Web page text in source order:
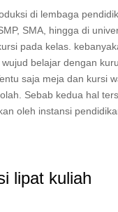
di lembaga
SMA, hingga di
pada kelas.
belajar dengan
saja meja dan kursi
Sebab kedua hal
oleh instansi
lipat kuliah